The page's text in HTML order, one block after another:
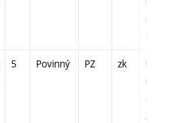
/ PR -
5 Povinný PZ zk
P -
COZ -
4 / L -
2 /